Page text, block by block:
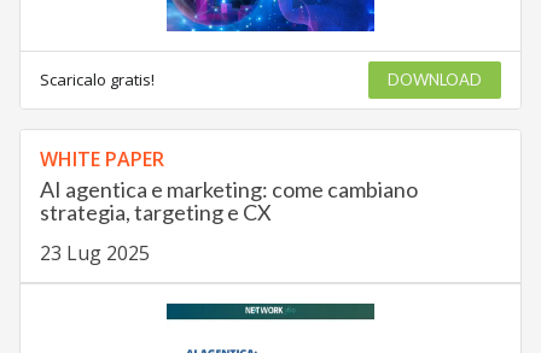
Scaricalo gratis! DOWNLOAD
WHITE PAPER
AI agentica e marketing: come cambiano
strategia, targeting e CX
23 Lug 2025